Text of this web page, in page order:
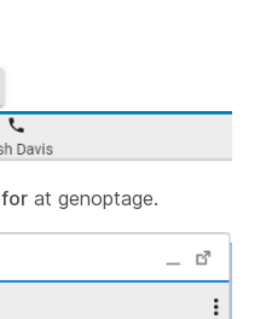
for at genoptage.